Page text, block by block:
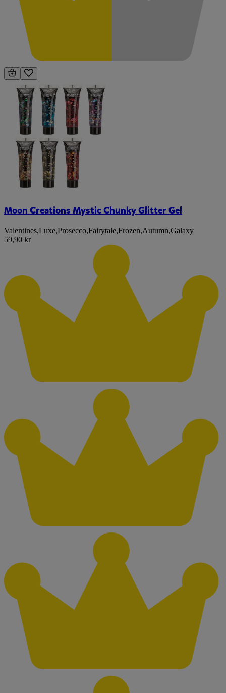
Moon Creations Mystic Chunky Glitter Gel
Valentines,Luxe,Prosecco,Fairytale,Frozen,Autumn,Galaxy
59,90 kr